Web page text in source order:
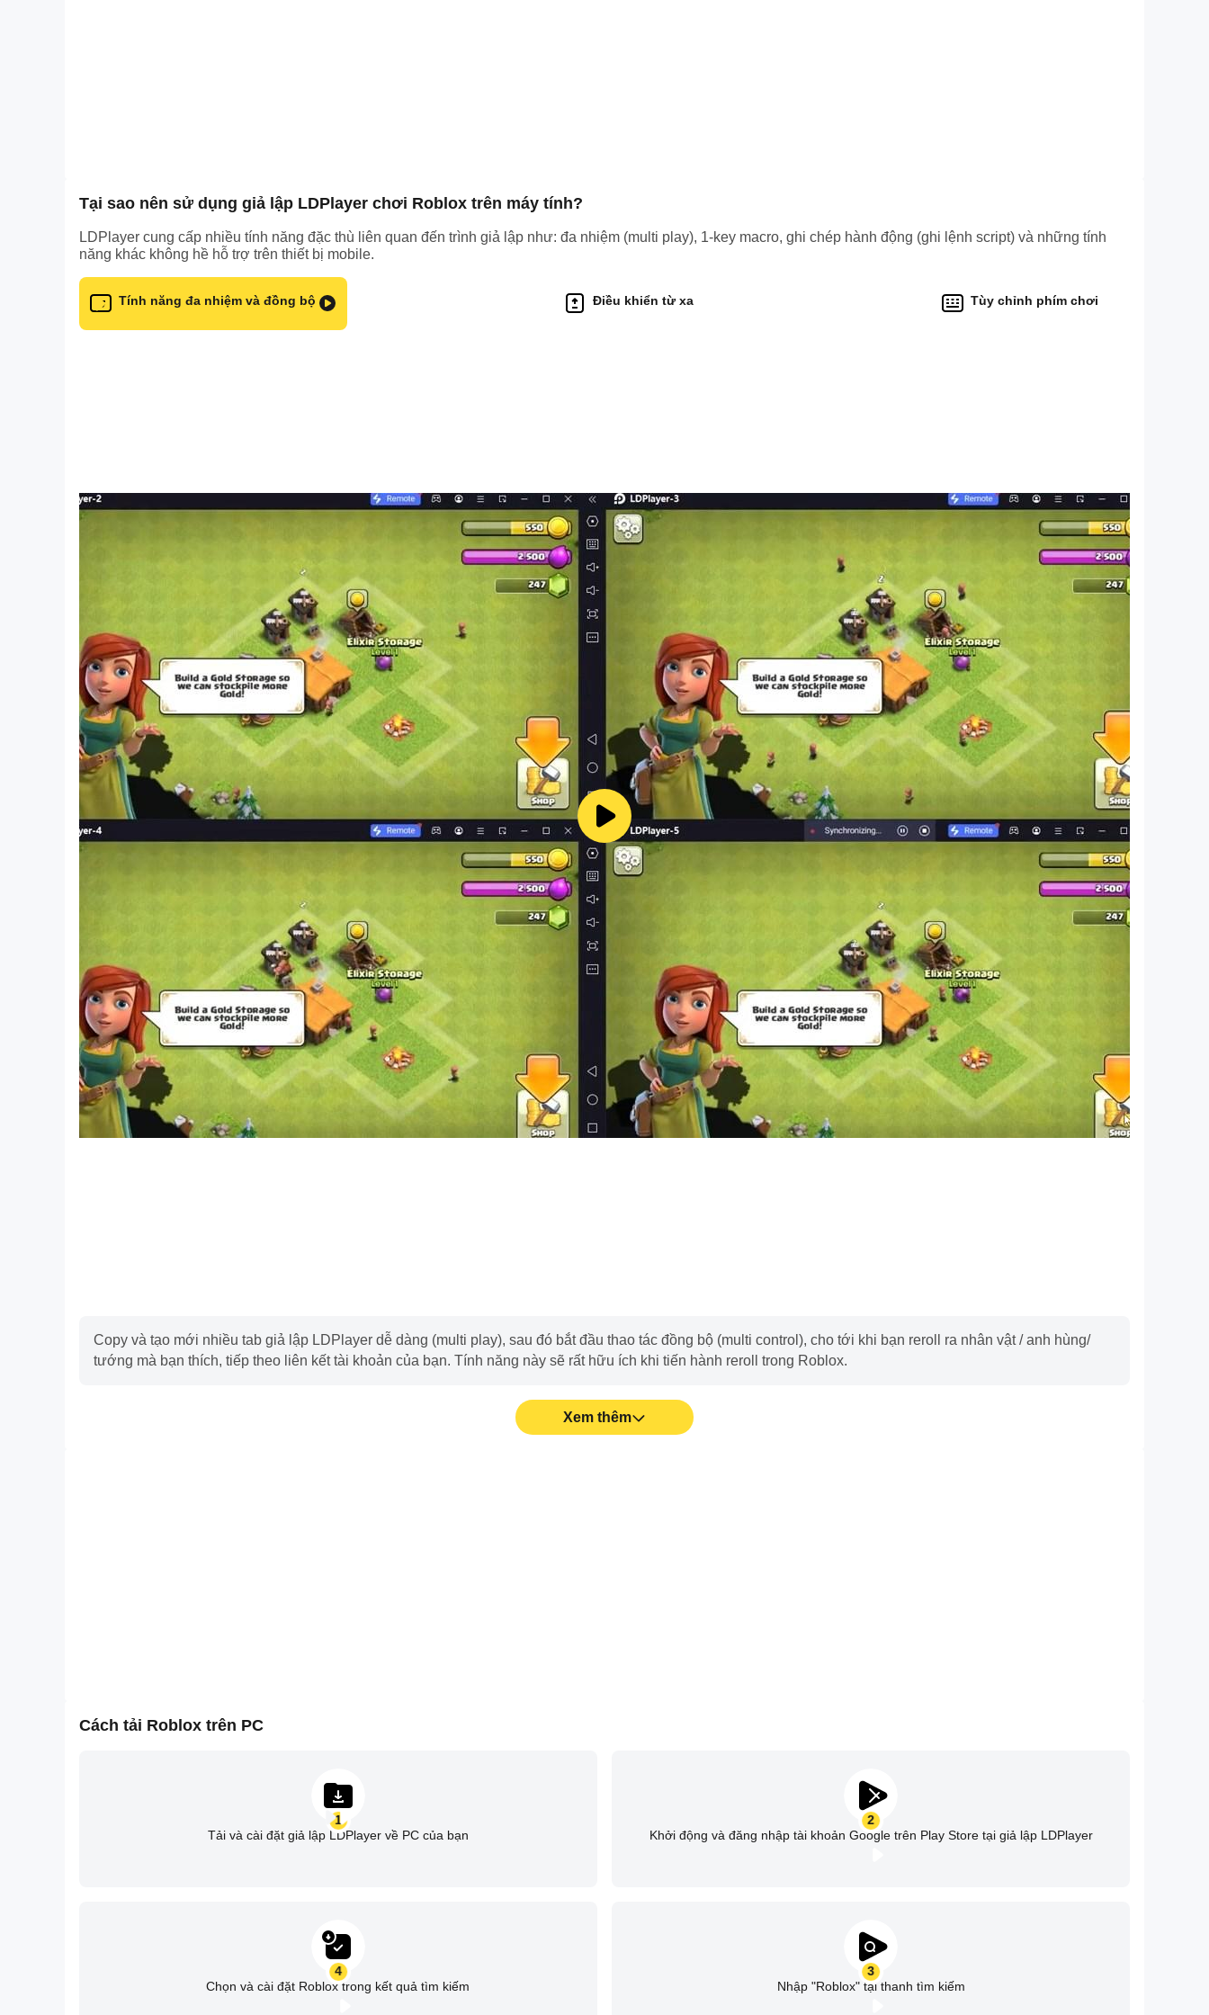
Tại sao nên sử dụng giả lập LDPlayer chơi Roblox trên máy tính?
LDPlayer cung cấp nhiều tính năng đặc thù liên quan đến trình giả lập như: đa nhiệm (multi play), 1-key macro, ghi chép hành động (ghi lệnh script) và những tính
năng khác không hề hỗ trợ trên thiết bị mobile.
Tính năng đa nhiệm và đồng bộ Điều khiển từ xa Tùy chỉnh phím chơi
Copy và tạo mới nhiều tab giả lập LDPlayer dễ dàng (multi play), sau đó bắt đầu thao tác đồng bộ (multi control), cho tới khi bạn reroll ra nhân vật / anh hùng/
tướng mà bạn thích, tiếp theo liên kết tài khoản của bạn. Tính năng này sẽ rất hữu ích khi tiến hành reroll trong Roblox.
Xem thêm
Cách tải Roblox trên PC
1
Tải và cài đặt giả lập LDPlayer về PC của bạn
2
Khởi động và đăng nhập tài khoản Google trên Play Store tại giả lập LDPlayer
3
Nhập "Roblox" tại thanh tìm kiếm
4
Chọn và cài đặt Roblox trong kết quả tìm kiếm